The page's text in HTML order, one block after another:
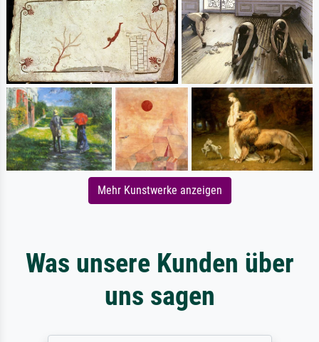
Mehr Kunstwerke anzeigen
Was unsere Kunden über
uns sagen